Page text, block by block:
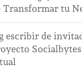
Transformar tu
escribir de
Socialbytes